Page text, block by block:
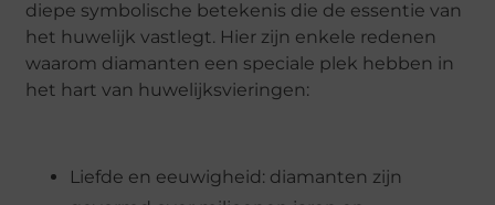
diepe symbolische betekenis die de essentie van
het huwelijk vastlegt. Hier zijn enkele redenen
waarom diamanten een speciale plek hebben in
het hart van huwelijksvieringen:
Liefde en eeuwigheid: diamanten zijn